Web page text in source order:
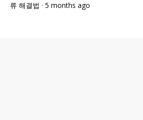
류 해결법 · 5 months ago